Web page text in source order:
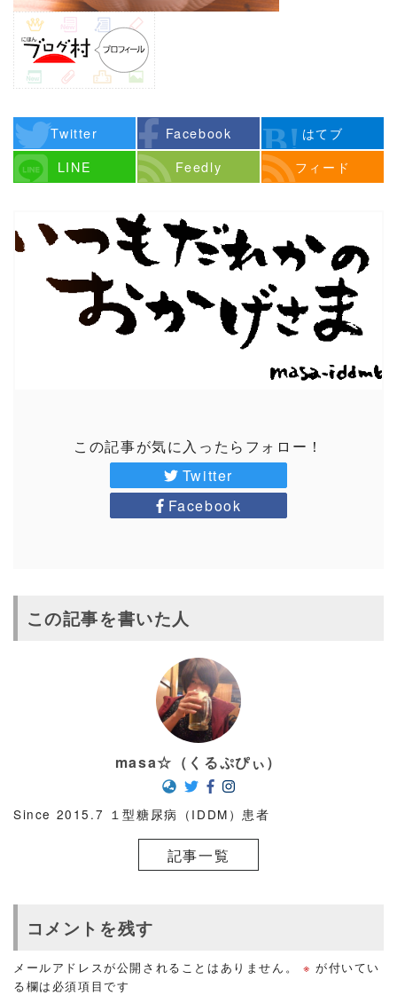
Twitter Facebook
はてブ
LINE
Feedly フィード
この記事が気に入ったらフォロー！
Twitter
Facebook
この記事を書いた人
masa☆（くるぷぴぃ）
Since 2015.7 １型糖尿病（IDDM）患者
記事一覧
コメントを残す
メールアドレスが公開されることはありません。 ※ が付いてい
る欄は必須項目です